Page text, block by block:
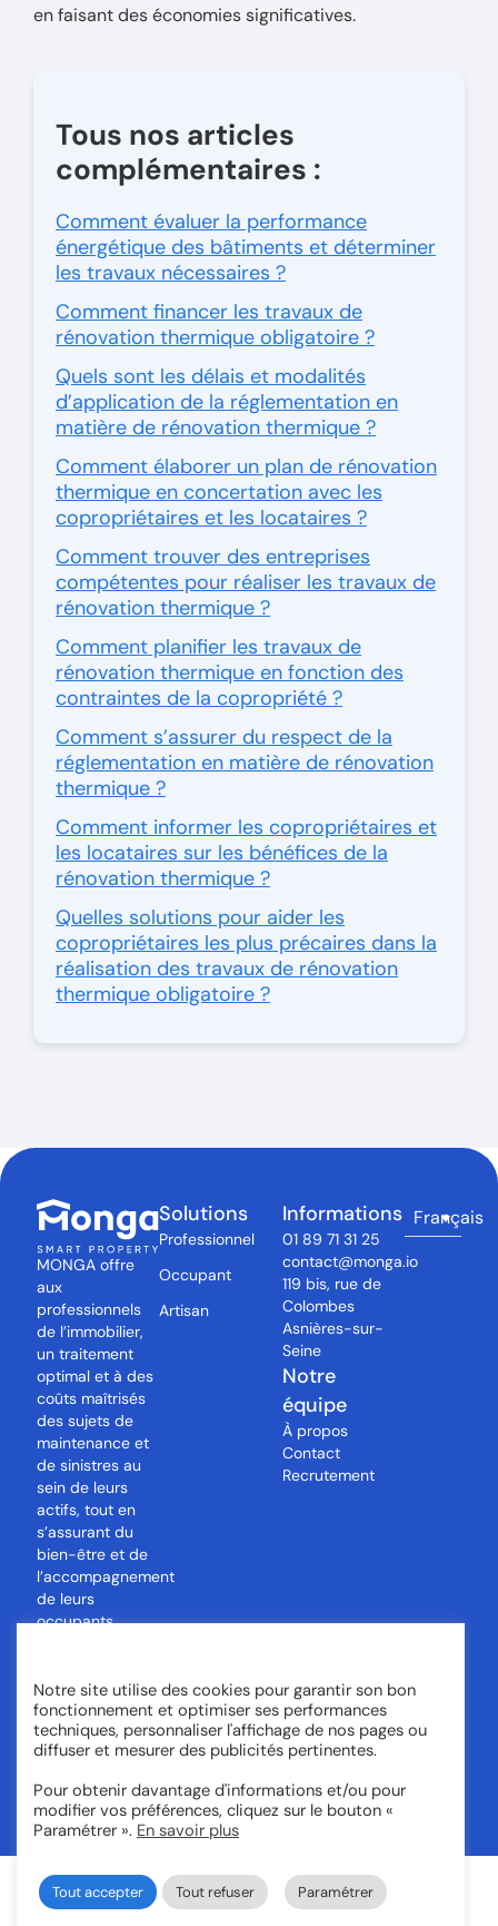
en faisant des économies significatives.
Tous nos articles
complémentaires :
Comment évaluer la performance
énergétique des bâtiments et déterminer
les travaux nécessaires ?
Comment financer les travaux de
rénovation thermique obligatoire ?
Quels sont les délais et modalités
d’application de la réglementation en
matière de rénovation thermique ?
Comment élaborer un plan de rénovation
thermique en concertation avec les
copropriétaires et les locataires ?
Comment trouver des entreprises
compétentes pour réaliser les travaux de
rénovation thermique ?
Comment planifier les travaux de
rénovation thermique en fonction des
contraintes de la copropriété ?
Comment s’assurer du respect de la
réglementation en matière de rénovation
thermique ?
Comment informer les copropriétaires et
les locataires sur les bénéfices de la
rénovation thermique ?
Quelles solutions pour aider les
copropriétaires les plus précaires dans la
réalisation des travaux de rénovation
thermique obligatoire ?
MONGA offre
aux
professionnels
de l’immobilier,
un traitement
optimal et à des
coûts maîtrisés
des sujets de
maintenance et
de sinistres au
sein de leurs
actifs, tout en
s’assurant du
bien-être et de
l’accompagnement
de leurs
occupants.
Solutions
Professionnel
Occupant
Artisan
Informations
01 89 71 31 25
contact@monga.io
119 bis, rue de
Colombes
Asnières-sur-
Seine
Notre
équipe
À propos
Contact
Recrutement
Français
Tous droits réservés © monga.io
Mentions légales – Politique de confidentialité
Notre site utilise des cookies pour garantir son bon
fonctionnement et optimiser ses performances
techniques, personnaliser l'affichage de nos pages ou
diffuser et mesurer des publicités pertinentes.
Pour obtenir davantage d'informations et/ou pour
modifier vos préférences, cliquez sur le bouton «
Paramétrer ». En savoir plus
Tout accepter Tout refuser Paramétrer